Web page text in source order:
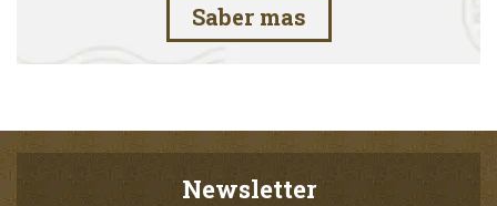
Saber mas
Newsletter